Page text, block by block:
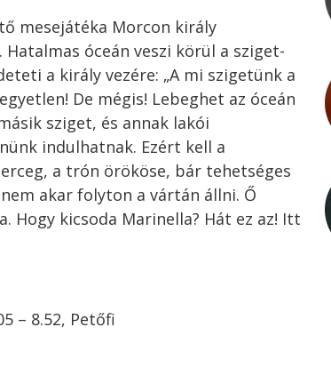
mesejátéka Morcon király
óceán veszi körül a sziget-
a király vezére: „A mi szigetünk a
De mégis! Lebeghet az óceán
sziget, és annak lakói
indulhatnak. Ezért kell a
a trón örököse, bár tehetséges
akar folyton a vártán állni. Ő
Hogy kicsoda Marinella? Hát ez az! Itt
– 8.52, Petőfi